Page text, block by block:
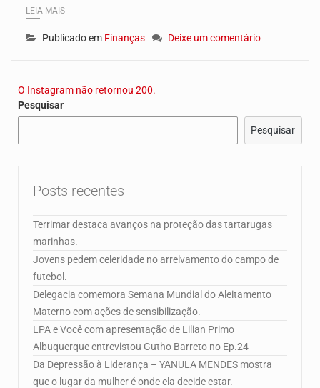
LEIA MAIS
Publicado em Finanças Deixe um comentário
O Instagram não retornou 200.
Pesquisar
Pesquisar
Posts recentes
Terrimar destaca avanços na proteção das tartarugas
marinhas.
Jovens pedem celeridade no arrelvamento do campo de
futebol.
Delegacia comemora Semana Mundial do Aleitamento
Materno com ações de sensibilização.
LPA e Você com apresentação de Lilian Primo
Albuquerque entrevistou Gutho Barreto no Ep.24
Da Depressão à Liderança – YANULA MENDES mostra
que o lugar da mulher é onde ela decide estar.